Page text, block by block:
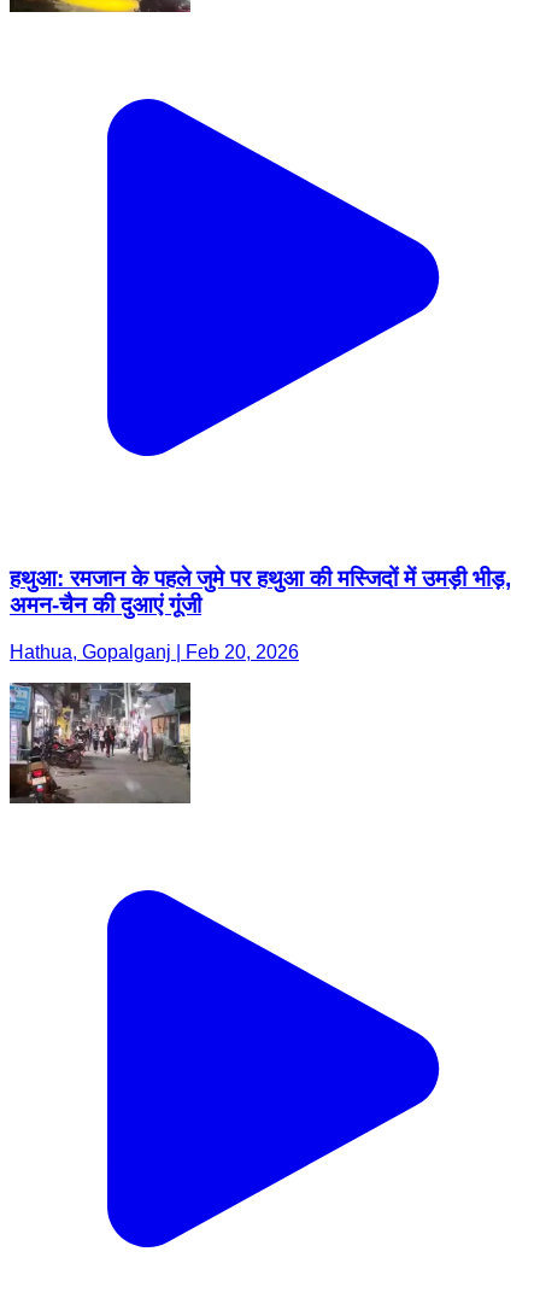
हथुआ: रमजान के पहले जुमे पर हथुआ की मस्जिदों में उमड़ी भीड़,
अमन-चैन की दुआएं गूंजी
Hathua, Gopalganj | Feb 20, 2026